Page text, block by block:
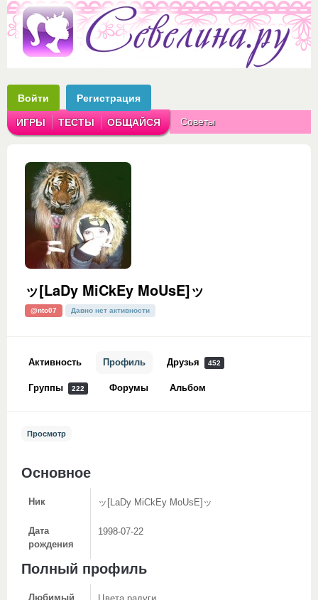
Войти Регистрация
ИГРЫ ТЕСТЫ ОБЩАЙСЯ Советы
ッ[LaDy MiCkEy MoUsE]ッ
@nto07 Давно нет активности
Активность Профиль Друзья 452
Группы 222 Форумы Альбом
Просмотр
Основное
Ник ッ[LaDy MiCkEy MoUsE]ッ
Дата
рождения
1998-07-22
Полный профиль
Любимый